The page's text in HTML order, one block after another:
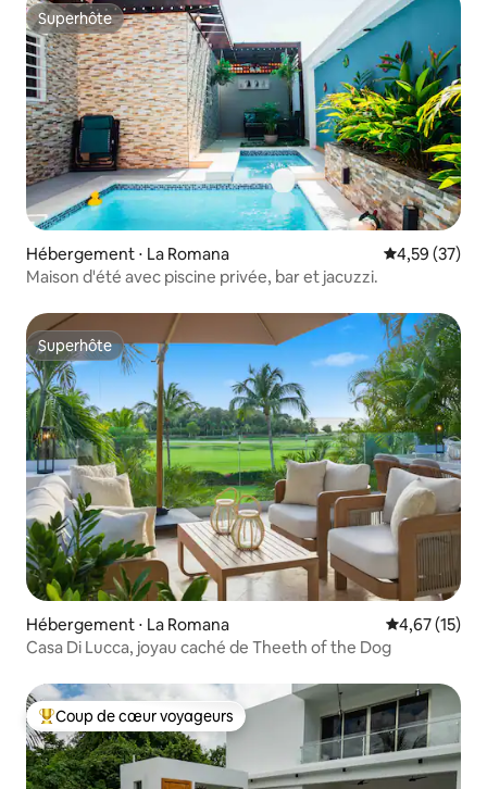
Superhôte
Superhôte
Hébergement ⋅ La Romana Évaluation
4,59 (37)
Maison d'été avec piscine privée, bar et jacuzzi.
Superhôte
Superhôte
Hébergement ⋅ La Romana Évaluation
4,67 (15)
Casa Di Lucca, joyau caché de Theeth of the Dog
Coups de cœur voyageurs les plus appréciés
Coup de cœur voyageurs